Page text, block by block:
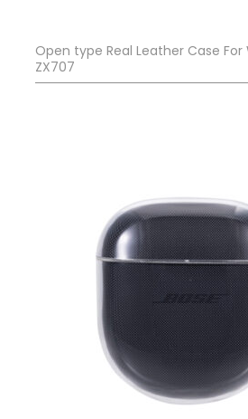
Open type Real Leather Case For
ZX707